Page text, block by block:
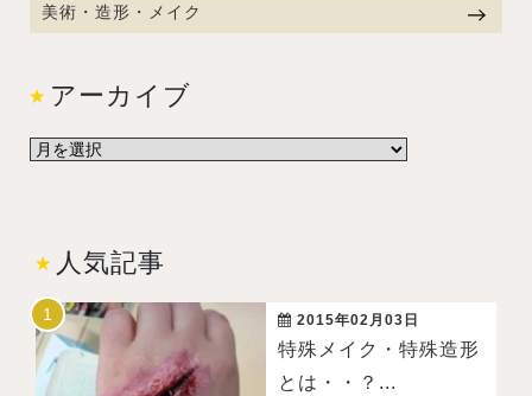
美術・造形・メイク
アーカイブ
人気記事
2015年02月03日
特殊メイク・特殊造形
とは・・？...